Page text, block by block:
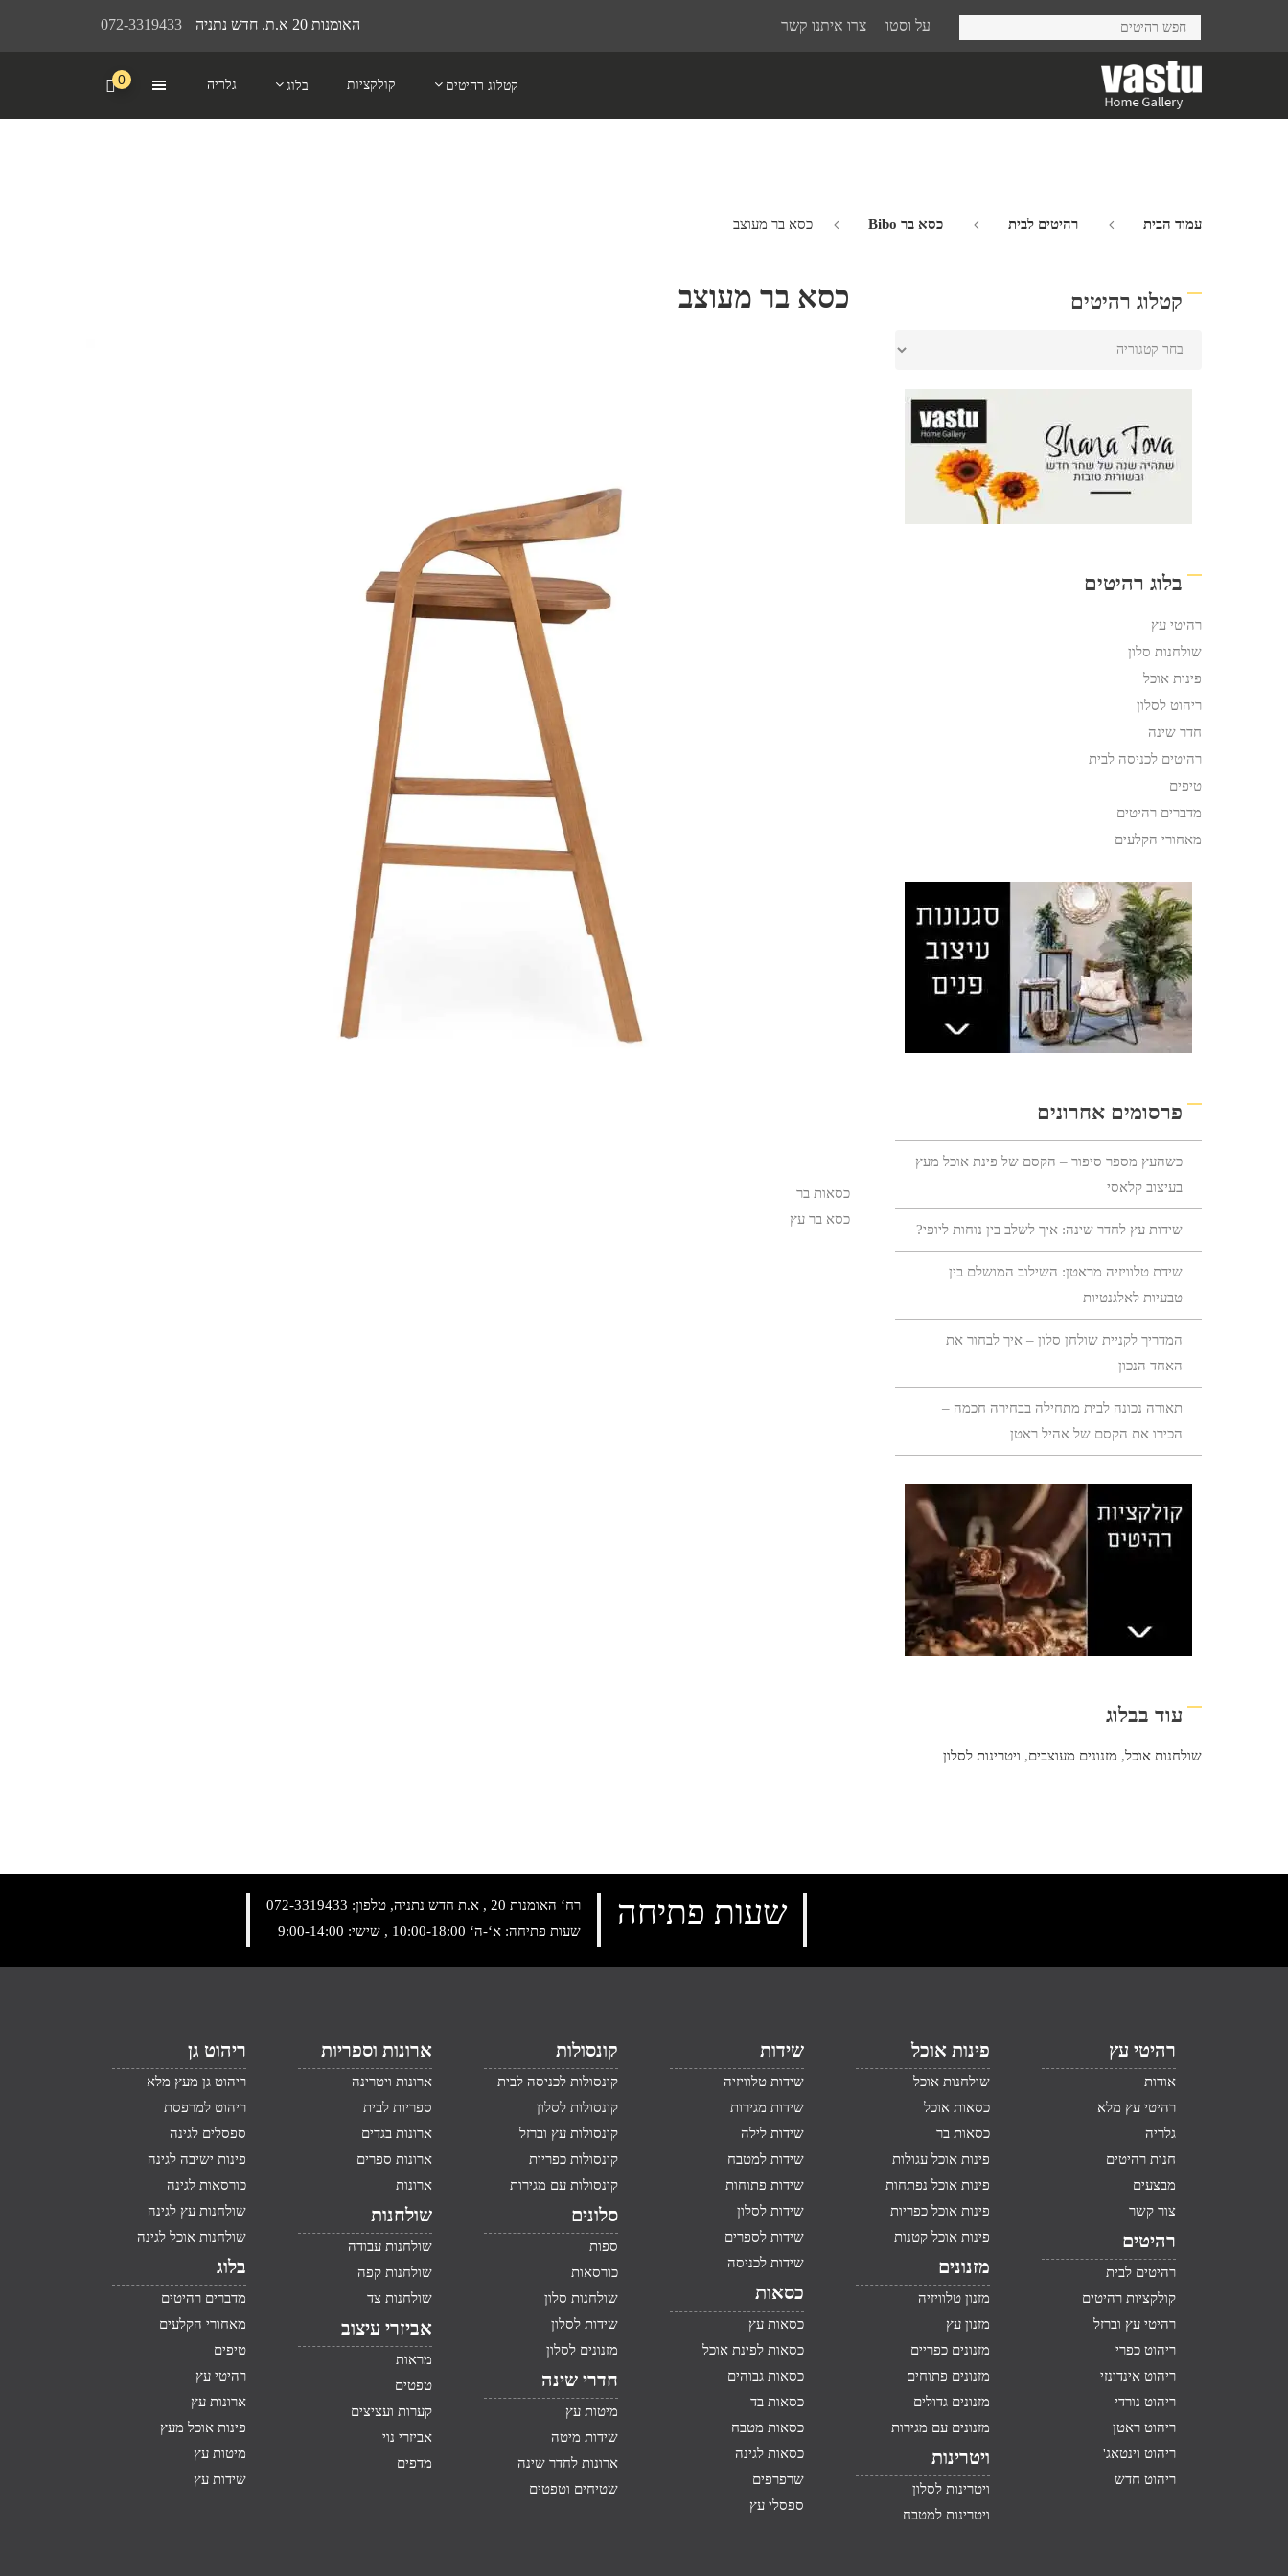
072-3319433 האומנות 20 א.ת. חדש נתניה על וסטו צרו איתנו קשר
קטלוג רהיטים קולקציות בלוג גלריה 0
עמוד הבית רהיטים לבית כסא בר Bibo כסא בר מעוצב
כסא בר מעוצב
כסאות בר
כסא בר עץ
קטלוג רהיטים
בלוג רהיטים
רהיטי עץ
שולחנות סלון
פינות אוכל
ריהוט לסלון
חדר שינה
רהיטים לכניסה לבית
טיפים
מדברים רהיטים
מאחורי הקלעים
פרסומים אחרונים
כשהעץ מספר סיפור – הקסם של פינת אוכל מעץ
בעיצוב קלאסי
שידות עץ לחדר שינה: איך לשלב בין נוחות ליופי?
שידת טלוויזיה מראטן: השילוב המושלם בין
טבעיות לאלגנטיות
המדריך לקניית שולחן סלון – איך לבחור את
האחד הנכון
תאורה נכונה לבית מתחילה בבחירה חכמה –
הכירו את הקסם של אהיל ראטן
עוד בבלוג
שולחנות אוכל, מזנונים מעוצבים, ויטרינות לסלון
רח‘ האומנות 20 , א.ת חדש נתניה, טלפון:
072-3319433
שעות פתיחה: א‘-ה‘ 10:00-18:00 , שישי: 9:00-14:00
שעות פתיחה
רהיטי עץ
אודות
רהיטי עץ מלא
גלריה
חנות רהיטים
מבצעים
צור קשר
רהיטים
רהיטים לבית
קולקציות רהיטים
רהיטי עץ וברזל
ריהוט כפרי
ריהוט אינדונזי
ריהוט נורדי
ריהוט ראטן
ריהוט וינטאג'
ריהוט חדש
פינות אוכל
שולחנות אוכל
כסאות אוכל
כסאות בר
פינות אוכל עגולות
פינות אוכל נפתחות
פינות אוכל כפריות
פינות אוכל קטנות
מזנונים
מזנון טלוויזיה
מזנון עץ
מזנונים כפריים
מזנונים פתוחים
מזנונים גדולים
מזנונים עם מגירות
ויטרינות
ויטרינות לסלון
ויטרינות למטבח
שידות
שידות טלוויזיה
שידות מגירות
שידות לילה
שידות למטבח
שידות פתוחות
שידות לסלון
שידות לספרים
שידות לכניסה
כסאות
כסאות עץ
כסאות לפינת אוכל
כסאות גבוהים
כסאות בד
כסאות מטבח
כסאות לגינה
שרפרפים
ספסלי עץ
קונסולות
קונסולות לכניסה לבית
קונסולות לסלון
קונסולות עץ וברזל
קונסולות כפריות
קונסולות עם מגירות
סלונים
ספות
כורסאות
שולחנות סלון
שידות לסלון
מזנונים לסלון
חדרי שינה
מיטות עץ
שידות מיטה
ארונות לחדר שינה
שטיחים וטפטים
ארונות וספריות
ארונות ויטרינה
ספריות לבית
ארונות בגדים
ארונות ספרים
ארונות
שולחנות
שולחנות עבודה
שולחנות קפה
שולחנות צד
אביזרי עיצוב
מראות
טפטים
קערות ועציצים
אביזרי נוי
מדפים
ריהוט גן
ריהוט גן מעץ מלא
ריהוט למרפסת
ספסלים לגינה
פינות ישיבה לגינה
כורסאות לגינה
שולחנות עץ לגינה
שולחנות אוכל לגינה
בלוג
מדברים רהיטים
מאחורי הקלעים
טיפים
רהיטי עץ
ארונות עץ
פינות אוכל מעץ
מיטות עץ
שידות עץ